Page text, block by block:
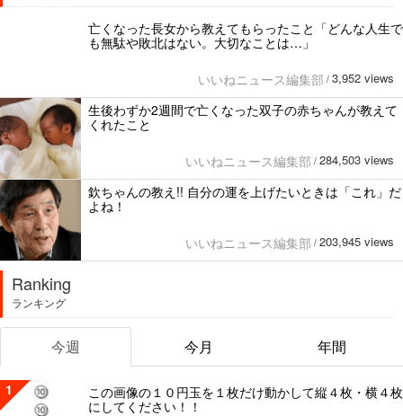
亡くなった長女から教えてもらったこと「どんな人生で
も無駄や敗北はない。大切なことは…」
いいねニュース編集部 / 3,952 views
生後わずか2週間で亡くなった双子の赤ちゃんが教えて
くれたこと
いいねニュース編集部 / 284,503 views
欽ちゃんの教え!! 自分の運を上げたいときは「これ」だ
よね！
いいねニュース編集部 / 203,945 views
Ranking
ランキング
今週 今月 年間
1
この画像の１０円玉を１枚だけ動かして縦４枚・横４枚
にしてください！！